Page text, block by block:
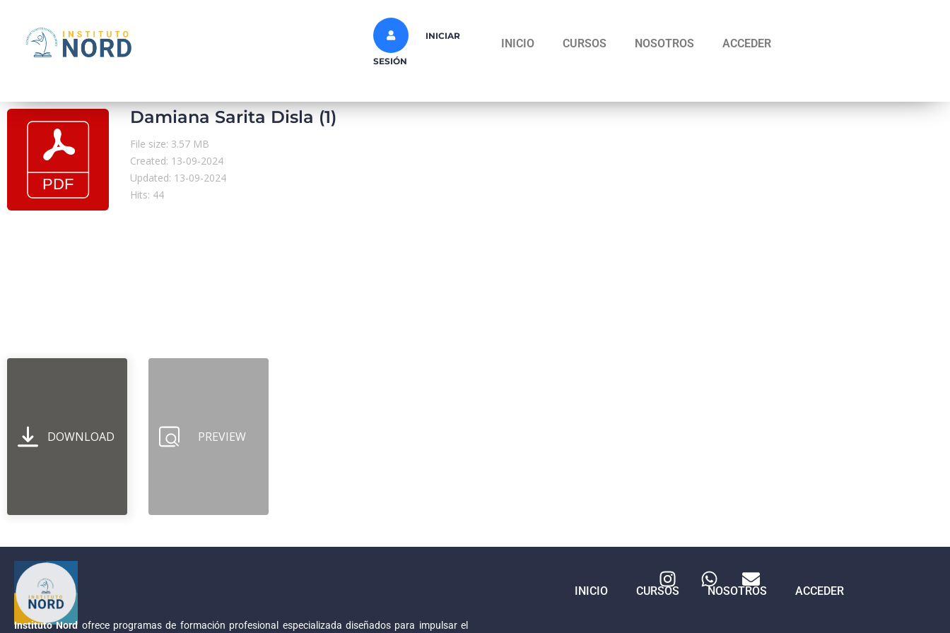
INICIAR
SESIÓN
INICIO CURSOS NOSOTROS ACCEDER
Damiana Sarita Disla (1)
File size: 3.57 MB
Created: 13-09-2024
Updated: 13-09-2024
Hits: 44
DOWNLOAD PREVIEW
Instituto Nord ofrece programas de formación profesional especializada diseñados para impulsar el
INICIO CURSOS NOSOTROS ACCEDER